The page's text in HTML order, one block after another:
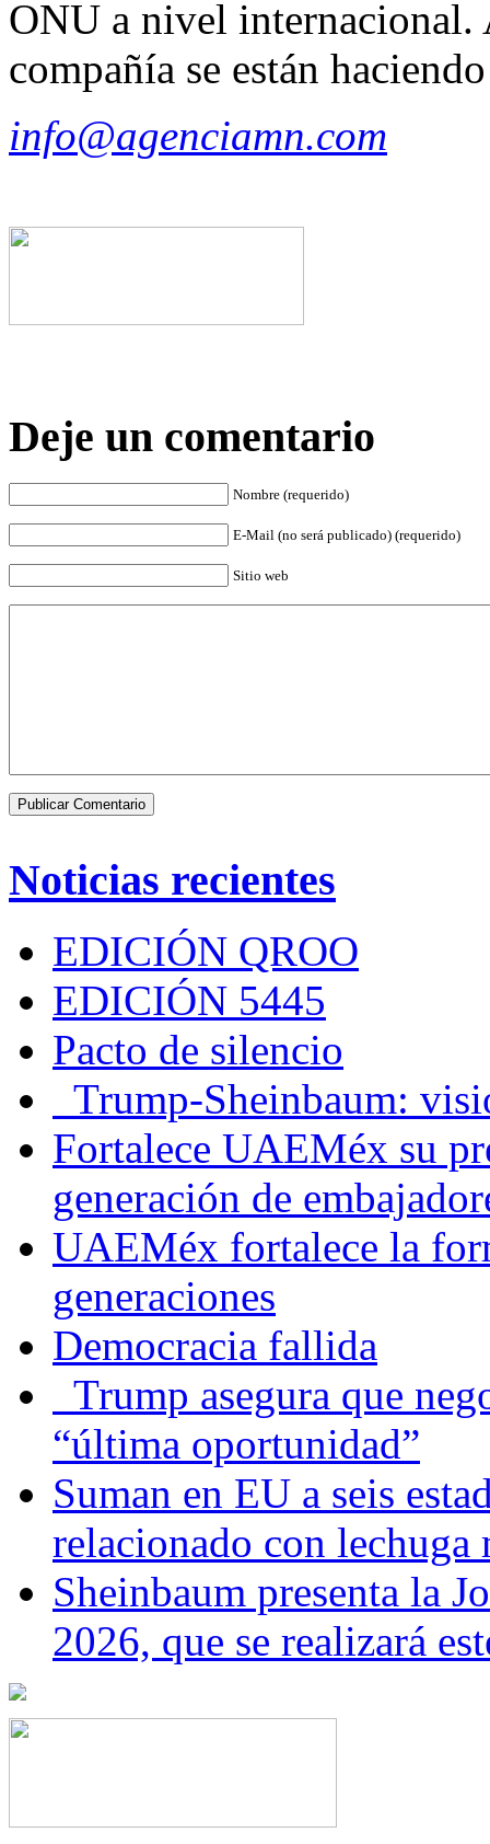
ONU a nivel internacional.
compañía se están
info@agenciamn.com
Deje un comentario
Nombre (requerido)
E-Mail (no será publicado) (requerido)
Sitio web
Noticias recientes
EDICIÓN QROO
EDICIÓN 5445
Pacto de silencio
Trump-Sheinbaum:
Fortalece UAEMéx su
generación de
UAEMéx fortalece la
generaciones
Democracia fallida
Trump asegura que
“última oportunidad”
Suman en EU a seis
relacionado con lechuga
Sheinbaum presenta la
2026, que se realizará